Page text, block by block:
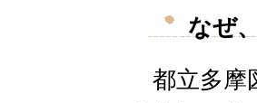
なぜ
都立多摩